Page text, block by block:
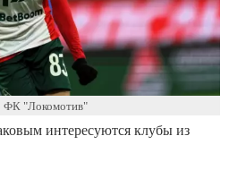
ФК "Локомотив"
интересуются клубы из